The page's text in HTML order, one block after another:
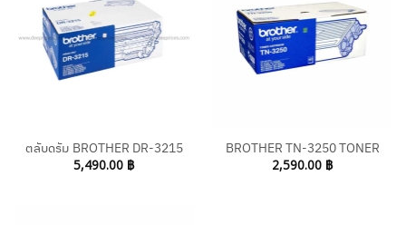
ตลับดรัม BROTHER DR-3215
5,490.00 ฿
BROTHER TN-3250 TONER
2,590.00 ฿